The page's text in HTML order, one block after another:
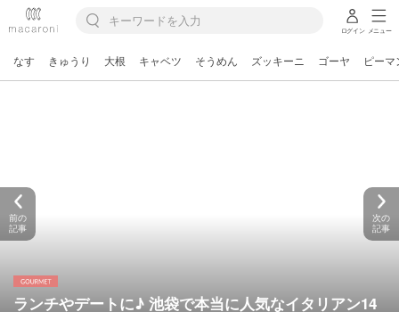
ログイン メニュー
なす きゅうり 大根 キャベツ そうめん ズッキーニ ゴーヤ ピーマ
ランチやデートに♪ 池袋で本当に人気なイタリアン14
前の
記事
次の
記事